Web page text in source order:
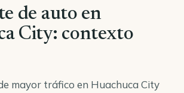
de auto en
City: contexto
mayor tráfico en Huachuca City